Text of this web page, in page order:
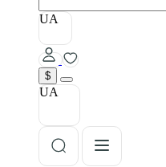
UA
$
UA